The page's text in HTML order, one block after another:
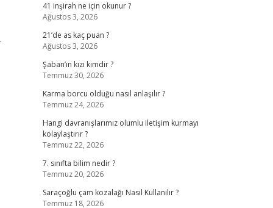
41 inşirah ne için okunur ?
Ağustos 3, 2026
21’de as kaç puan ?
Ağustos 3, 2026
Şaban’ın kızı kimdir ?
Temmuz 30, 2026
Karma borcu olduğu nasıl anlaşılır ?
Temmuz 24, 2026
Hangi davranışlarımız olumlu iletişim kurmayı
kolaylaştırır ?
Temmuz 22, 2026
7. sınıfta bilim nedir ?
Temmuz 20, 2026
Saraçoğlu çam kozalağı Nasıl Kullanılır ?
Temmuz 18, 2026